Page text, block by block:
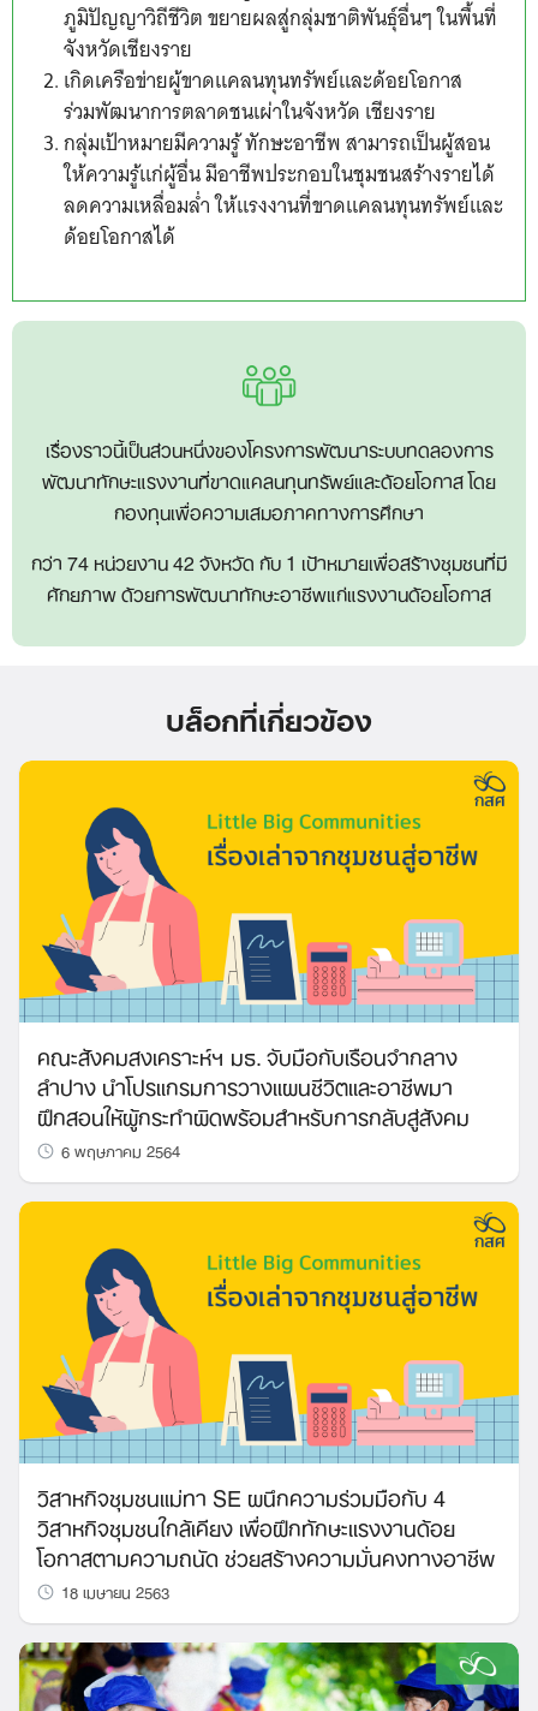
ภูมิปัญญาวิถีชีวิต ขยายผลสู่กลุ่มชาติพันธุ์อื่นๆ ในพื้นที่
จังหวัดเชียงราย
เกิดเครือข่ายผู้ขาดแคลนทุนทรัพย์และด้อยโอกาส
ร่วมพัฒนาการตลาดชนเผ่าในจังหวัด เชียงราย
กลุ่มเป้าหมายมีความรู้ ทักษะอาชีพ สามารถเป็นผู้สอน
ให้ความรู้แก่ผู้อื่น มีอาชีพประกอบในชุมชนสร้างรายได้
ลดความเหลื่อมล่ำ ให้แรงงานที่ขาดแคลนทุนทรัพย์และ
ด้อยโอกาสได้
เรื่องราวนี้เป็นส่วนหนึ่งของโครงการพัฒนาระบบทดลองการ
พัฒนาทักษะแรงงานที่ขาดแคลนทุนทรัพย์และด้อยโอกาส โดย
กองทุนเพื่อความเสมอภาคทางการศึกษา
กว่า 74 หน่วยงาน 42 จังหวัด กับ 1 เป้าหมายเพื่อสร้างชุมชนที่มี
ศักยภาพ ด้วยการพัฒนาทักษะอาชีพแก่แรงงานด้อยโอกาส
บล็อกที่เกี่ยวข้อง
คณะสังคมสงเคราะห์ฯ มธ. จับมือกับเรือนจำกลาง
ลำปาง นำโปรแกรมการวางแผนชีวิตและอาชีพมา
ฝึกสอนให้ผู้กระทำผิดพร้อมสำหรับการกลับสู่สังคม
6 พฤษภาคม 2564
วิสาหกิจชุมชนแม่ทา SE ผนึกความร่วมมือกับ 4
วิสาหกิจชุมชนใกล้เคียง เพื่อฝึกทักษะแรงงานด้อย
โอกาสตามความถนัด ช่วยสร้างความมั่นคงทางอาชีพ
18 เมษายน 2563